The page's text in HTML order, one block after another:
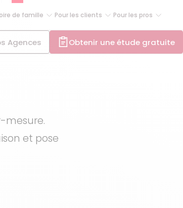
de famille Pour les clients Pour les pros
Agences Obtenir une étude gratuite
mesure.
et pose